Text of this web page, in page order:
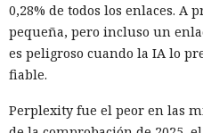
0,28% de todos los enlaces. A
pequeña, pero incluso un
es peligroso cuando la IA lo
fiable.
Perplexity fue el peor en las